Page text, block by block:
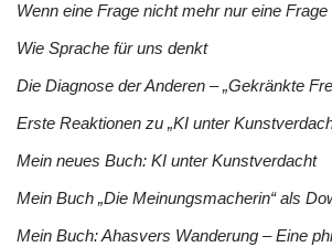
Wenn eine Frage nicht mehr nur eine Frage
Wie Sprache für uns denkt
Die Diagnose der Anderen – „Gekränkte
Erste Reaktionen zu „KI unter
Mein neues Buch: KI unter Kunstverdacht
Mein Buch „Die Meinungsmacherin“ als
Mein Buch: Ahasvers Wanderung – Eine